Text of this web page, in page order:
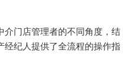
介门店管理者的不同角度，结
经纪人提供了全流程的操作指